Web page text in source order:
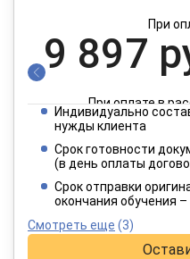
При
9 897
При оплате в
4 949
При оплате в
Индивидуально
нужды клиента
Срок готовности
(в день оплаты
Срок отправки
окончания обучения
Смотреть еще (3)